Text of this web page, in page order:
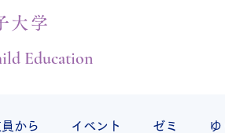
大学
Education
から イベント ゼミ